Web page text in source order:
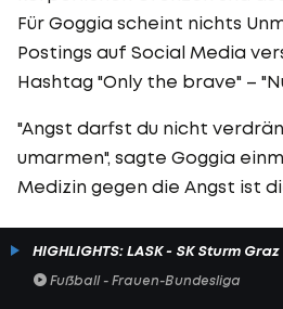
Für Goggia scheint nichts
Postings auf Social Media
Hashtag "Only the brave" –
"Angst darfst du nicht
umarmen", sagte Goggia
Medizin gegen die Angst ist
HIGHLIGHTS: LASK - SK Sturm Graz
Fußball - Frauen-Bundesliga